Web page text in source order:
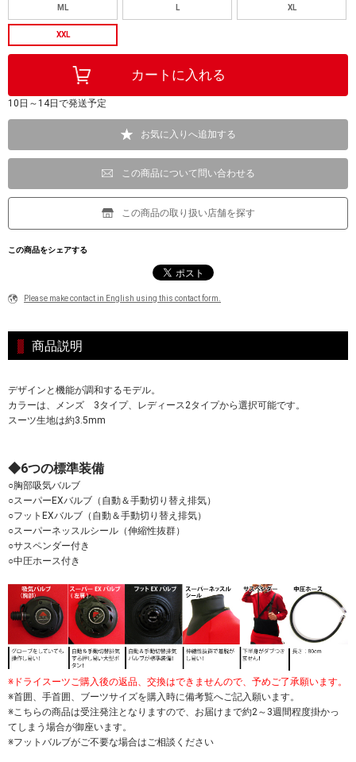
ML L XL
XXL
10日～14日で発送予定
お気に入りへ追加する
この商品について問い合わせる
この商品の取り扱い店舗を探す
この商品をシェアする
Please make contact in English using this contact form.
商品説明
デザインと機能が調和するモデル。
カラーは、メンズ 3タイプ、レディース2タイプから選択可能です。
スーツ生地は約3.5mm
◆6つの標準装備
○胸部吸気バルブ
○スーパーEXバルブ（自動＆手動切り替え排気）
○フットEXバルブ（自動＆手動切り替え排気）
○スーパーネッスルシール（伸縮性抜群）
○サスペンダー付き
○中圧ホース付き
※ドライスーツご購入後の返品、交換はできませんので、予めご了承願います。
※首囲、手首囲、ブーツサイズを購入時に備考覧へご記入願います。
※こちらの商品は受注発注となりますので、お届けまで約2～3週間程度掛かっ
てしまう場合が御座います。
※フットバルブがご不要な場合はご相談ください